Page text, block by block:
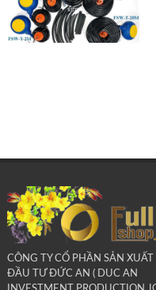
CÔNG TY CỔ PHẦN SẢN XUẤT
ĐẦU TƯ ĐỨC AN ( DUC AN